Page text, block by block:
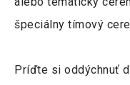
špeciálny tímový
Príďte si oddýchnuť